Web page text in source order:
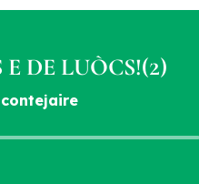
DE LUÒCS!(2)